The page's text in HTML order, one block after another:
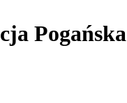
Pogańska